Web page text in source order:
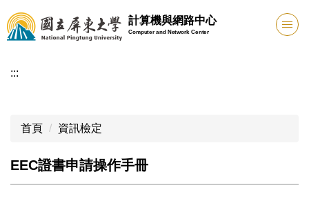
跳
到
主
內
計算機與網路中心
Computer and Network Center
:::
首頁 資訊檢定
EEC證書申請操作手冊